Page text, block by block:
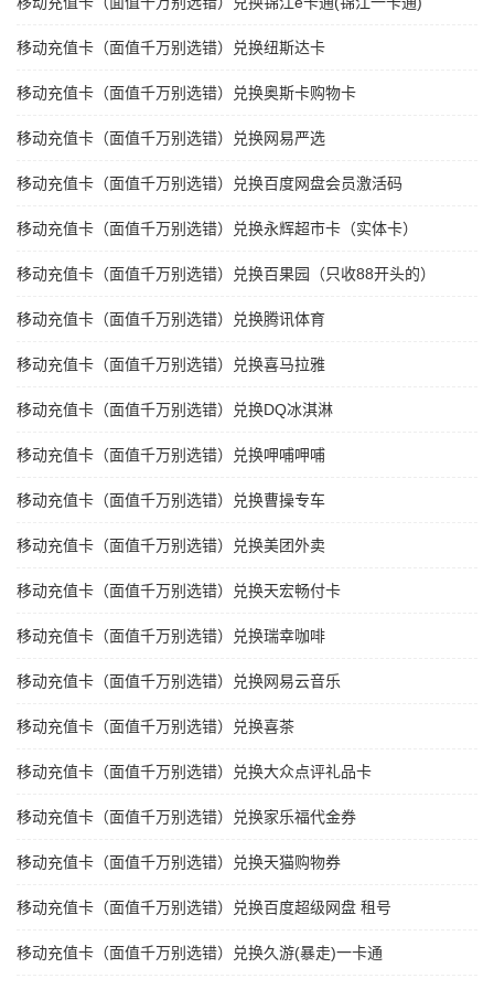
移动充值卡（面值千万别选错）兑换纽斯达卡
移动充值卡（面值千万别选错）兑换奥斯卡购物卡
移动充值卡（面值千万别选错）兑换网易严选
移动充值卡（面值千万别选错）兑换百度网盘会员激活码
移动充值卡（面值千万别选错）兑换永辉超市卡（实体卡）
移动充值卡（面值千万别选错）兑换百果园（只收88开头的）
移动充值卡（面值千万别选错）兑换腾讯体育
移动充值卡（面值千万别选错）兑换喜马拉雅
移动充值卡（面值千万别选错）兑换DQ冰淇淋
移动充值卡（面值千万别选错）兑换呷哺呷哺
移动充值卡（面值千万别选错）兑换曹操专车
移动充值卡（面值千万别选错）兑换美团外卖
移动充值卡（面值千万别选错）兑换天宏畅付卡
移动充值卡（面值千万别选错）兑换瑞幸咖啡
移动充值卡（面值千万别选错）兑换网易云音乐
移动充值卡（面值千万别选错）兑换喜茶
移动充值卡（面值千万别选错）兑换大众点评礼品卡
移动充值卡（面值千万别选错）兑换家乐福代金券
移动充值卡（面值千万别选错）兑换天猫购物券
移动充值卡（面值千万别选错）兑换百度超级网盘 租号
移动充值卡（面值千万别选错）兑换久游(暴走)一卡通